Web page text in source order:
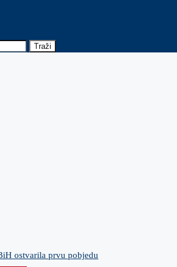
Traži
ostvarila prvu pobjedu